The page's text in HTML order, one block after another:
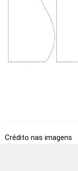
Crédito nas imagens